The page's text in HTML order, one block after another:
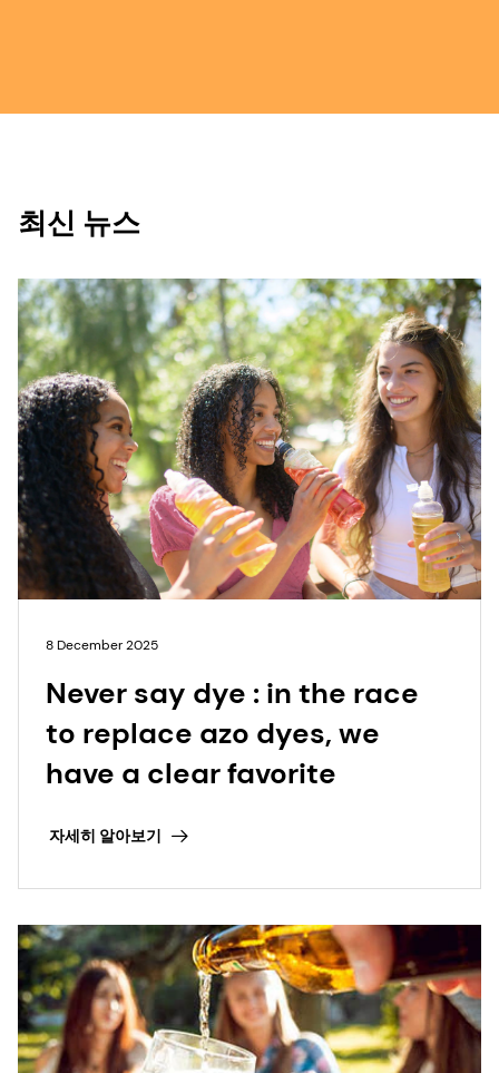
최신 뉴스
8 December 2025
Never say dye : in the race
to replace azo dyes, we
have a clear favorite
자세히 알아보기